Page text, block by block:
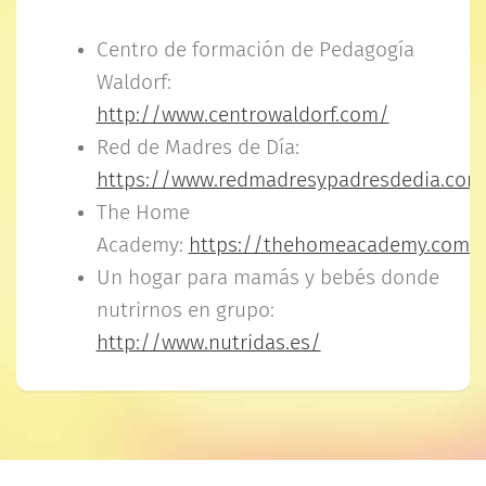
Centro de formación de Pedagogía
Waldorf:
http://www.centrowaldorf.com/
Red de Madres de Día:
https://
The Home
Academy: https://thehomeacademy.com/
Un hogar para mamás y bebés donde
nutrirnos en grupo:
http://www.nutridas.es/